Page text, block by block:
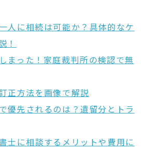
人に相続は可能か？具体的なケ
！
まった！家庭裁判所の検認で無
正方法を画像で解説
優先されるのは？遺留分とトラ
士に相談するメリットや費用に